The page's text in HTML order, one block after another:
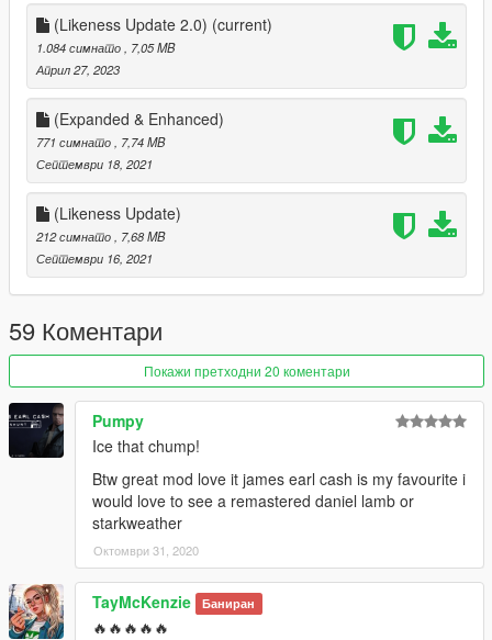
(Likeness Update 2.0) (current)
1.084 симнато
, 7,05 MB
Април 27, 2023
(Expanded & Enhanced)
771 симнато
, 7,74 MB
Септември 18, 2021
(Likeness Update)
212 симнато
, 7,68 MB
Септември 16, 2021
59 Коментари
Покажи претходни 20 коментари
Pumpy
Ice that chump!
Btw great mod love it james earl cash is my favourite i
would love to see a remastered daniel lamb or
starkweather
Октомври 31, 2020
TayMcKenzie Баниран
🔥🔥🔥🔥🔥